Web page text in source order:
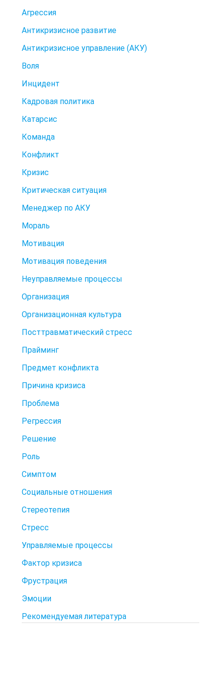
Агрессия
Антикризисное развитие
Антикризисное управление (АКУ)
Воля
Инцидент
Кадровая политика
Катарсис
Команда
Конфликт
Кризис
Критическая ситуация
Менеджер по АКУ
Мораль
Мотивация
Мотивация поведения
Неуправляемые процессы
Организация
Организационная культура
Посттравматический стресс
Прайминг
Предмет конфликта
Причина кризиса
Проблема
Регрессия
Решение
Роль
Симптом
Социальные отношения
Стереотепия
Стресс
Управляемые процессы
Фактор кризиса
Фрустрация
Эмоции
Рекомендуемая литература